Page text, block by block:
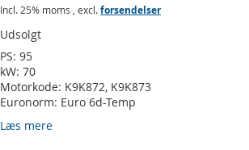
Incl. 25% moms , excl.forsendelser
Udsolgt
PS: 95
kW: 70
Motorkode: K9K872, K9K873
Euronorm: Euro 6d-Temp
Læs mere